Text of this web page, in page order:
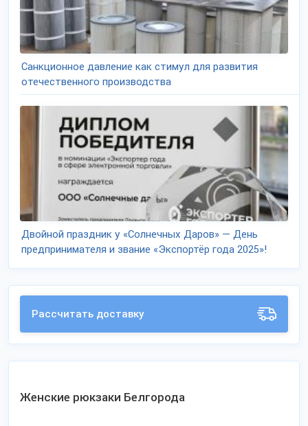
Санкционное давление как стимул для развития
отечественного производства
Двойной праздник у «Солнечных Даров» — День
предпринимателя и звание «Экспортёр года 2025»!
Рассчитать доставку
Женские рюкзаки Белгорода